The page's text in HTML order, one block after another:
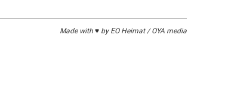
Made with ♥ by EO Heimat / OYA media